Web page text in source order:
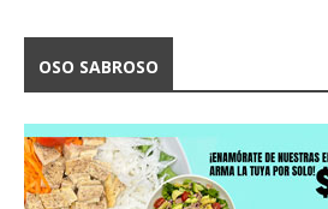
OSO SABROSO